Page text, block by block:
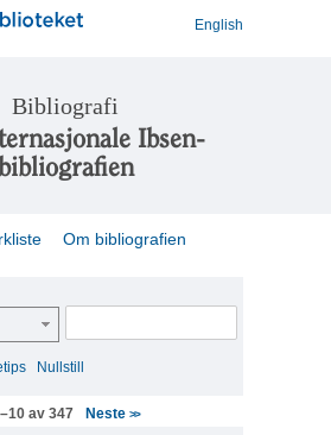
English
Bibliografi
Ibsen-
Om bibliografien
Nullstill
av 347 Neste >>